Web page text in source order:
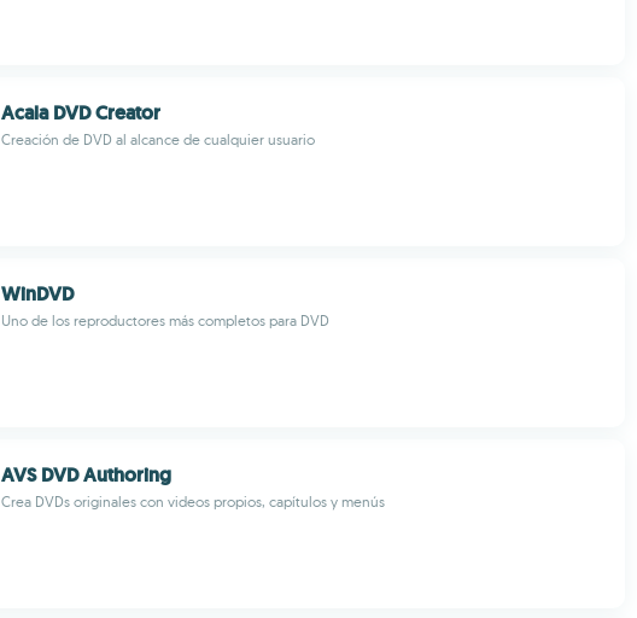
Acala DVD Creator
Creación de DVD al alcance de cualquier usuario
WinDVD
Uno de los reproductores más completos para DVD
AVS DVD Authoring
Crea DVDs originales con videos propios, capítulos y menús